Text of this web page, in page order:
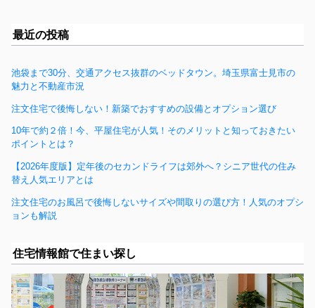
最近の投稿
池袋まで30分、交通アクセス抜群のベッドタウン。埼玉県富士見市の
魅力と不動産市況
注文住宅で後悔しない！新築でおすすめの設備とオプション選び
10年で約２倍！今、平屋住宅が人気！そのメリットと知っておきたい
ポイントとは？
【2026年度版】定年後のセカンドライフは郊外へ？シニア世代の住み
替え人気エリアとは
注文住宅のお風呂で後悔しないサイズや間取りの選び方！人気のオプシ
ョンも解説
住宅情報館で住まい探し